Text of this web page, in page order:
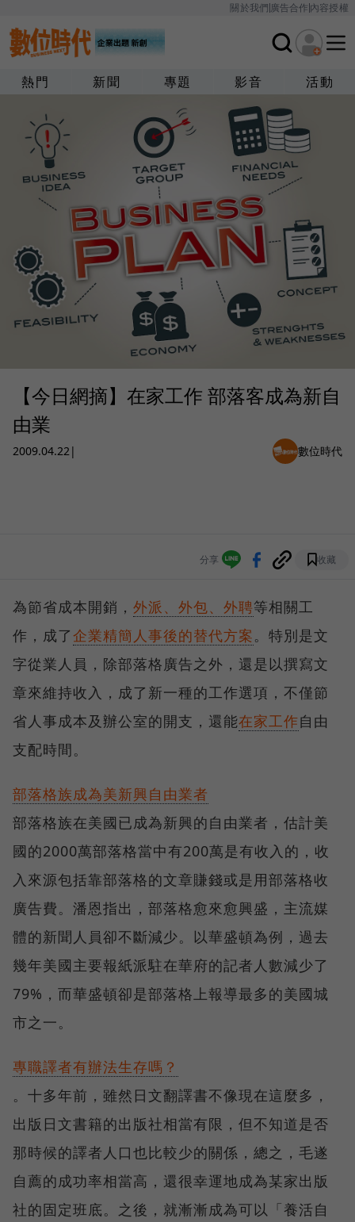
關於我們廣告合作內容授權
熱門 新聞 專題 影音 活動
【今日網摘】在家工作 部落客成為新自
由業
2009.04.22| 數位時代
分享 收藏
為節省成本開銷， 外派、外包、外聘等相關工
作，成了企業精簡人事後的替代方案。特別是文
字從業人員，除部落格廣告之外，還是以撰寫文
章來維持收入，成了新一種的工作選項，不僅節
省人事成本及辦公室的開支，還能在家工作自由
支配時間。
部落格族成為美新興自由業者
部落格族在美國已成為新興的自由業者，估計美
國的2000萬部落格當中有200萬是有收入的，收
入來源包括靠部落格的文章賺錢或是用部落格收
廣告費。潘恩指出，部落格愈來愈興盛，主流媒
體的新聞人員卻不斷減少。以華盛頓為例，過去
幾年美國主要報紙派駐在華府的記者人數減少了
79%，而華盛頓卻是部落格上報導最多的美國城
市之一。
專職譯者有辦法生存嗎？
。十多年前，雖然日文翻譯書不像現在這麼多，
出版日文書籍的出版社相當有限，但不知道是否
那時候的譯者人口也比較少的關係，總之，毛遂
自薦的成功率相當高，還很幸運地成為某家出版
社的固定班底。之後，就漸漸成為可以「養活自